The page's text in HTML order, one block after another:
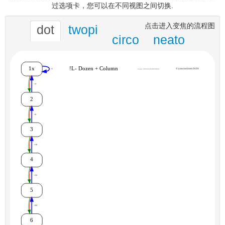
过选项卡，您可以在不同视图之间切换.
点击进入变焦的流程图
dot twopi
circo neato